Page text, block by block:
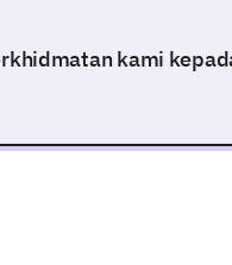
kami